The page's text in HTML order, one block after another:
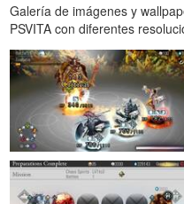
Galería de imágenes y
PSVITA con diferentes